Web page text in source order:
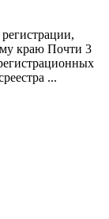
краю Почти 3
...